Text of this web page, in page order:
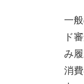
一
ド
み
消